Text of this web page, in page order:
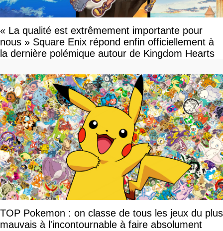
« La qualité est extrêmement importante pour
nous » Square Enix répond enfin officiellement à
la dernière polémique autour de Kingdom Hearts
TOP Pokemon : on classe de tous les jeux du plus
mauvais à l'incontournable à faire absolument